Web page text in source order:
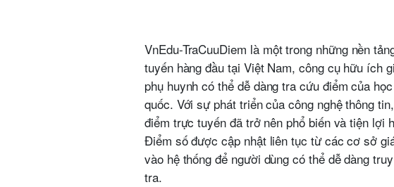
VnEdu-TraCuuDiem là một trong những nền
tuyến hàng đầu tại Việt Nam, công cụ hữu ích
phụ huynh có thể dễ dàng tra cứu điểm của
quốc. Với sự phát triển của công nghệ thông
điểm trực tuyến đã trở nên phổ biến và tiện lợi
Điểm số được cập nhật liên tục từ các cơ sở
vào hệ thống để người dùng có thể dễ dàng
tra.